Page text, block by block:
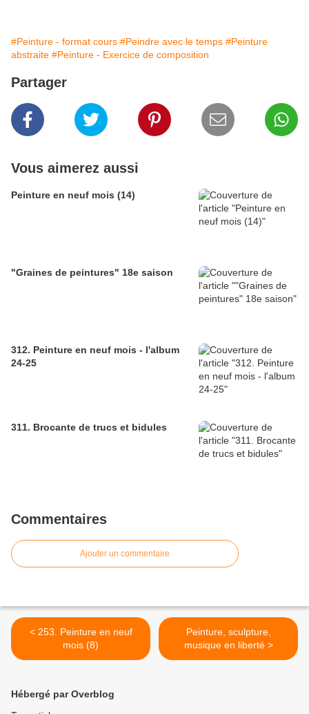
#Peinture - format cours #Peindre avec le temps #Peinture
abstraite #Peinture - Exercice de composition
Partager
Vous aimerez aussi
Peinture en neuf mois (14)
"Graines de peintures" 18e saison
312. Peinture en neuf mois - l'album
24-25
311. Brocante de trucs et bidules
Commentaires
Ajouter un commentaire
< 253. Peinture en neuf
mois (8)
Peinture, sculpture,
musique en liberté >
Hébergé par Overblog